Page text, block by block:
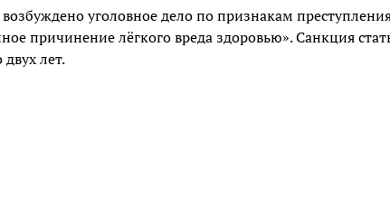
уголовное дело по признакам
причинение лёгкого вреда здоровью». Санкция
лет.